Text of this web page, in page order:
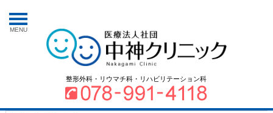
MENU
整形外科・リウマチ科・リハビリテーション科